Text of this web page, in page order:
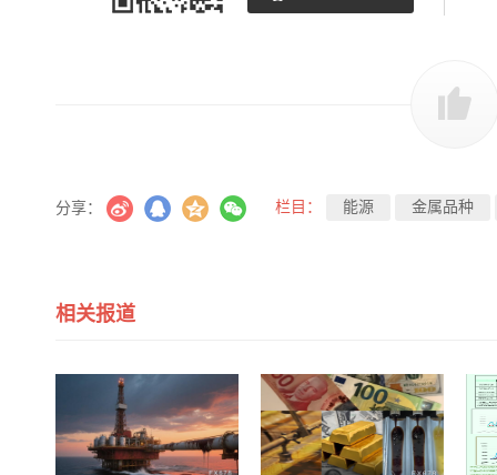
分享： 栏目： 能源 金属品种
相关报道